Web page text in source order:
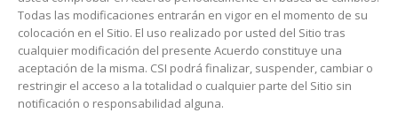
Todas las modificaciones entrarán en vigor en el momento de su
colocación en el Sitio. El uso realizado por usted del Sitio tras
cualquier modificación del presente Acuerdo constituye una
aceptación de la misma. CSI podrá finalizar, suspender, cambiar o
restringir el acceso a la totalidad o cualquier parte del Sitio sin
notificación o responsabilidad alguna.